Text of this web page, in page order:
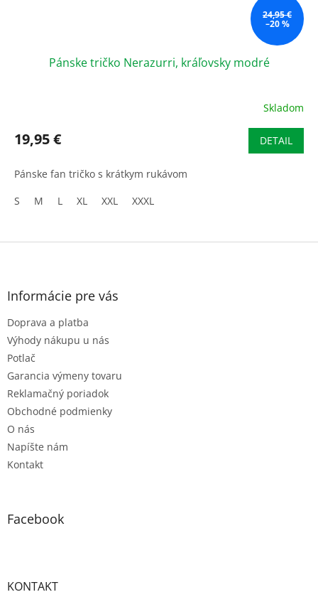
24,95 €
–20 %
Pánske tričko Nerazurri, kráľovsky modré
Skladom
19,95 € DETAIL
Pánske fan tričko s krátkym rukávom
S
M L XL XXL XXXL
Z
Informácie pre vás
Doprava a platba
Výhody nákupu u nás
Potlač
Garancia výmeny tovaru
Reklamačný poriadok
Obchodné podmienky
O nás
Napíšte nám
Kontakt
Facebook
KONTAKT